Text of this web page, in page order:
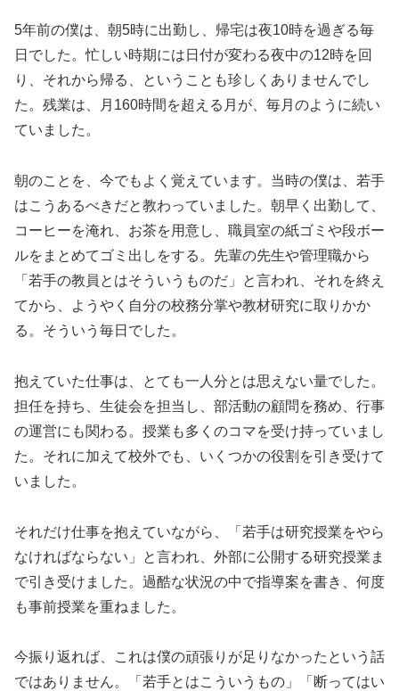
5年前の僕は、朝5時に出勤し、帰宅は夜10時を過ぎる毎
日でした。忙しい時期には日付が変わる夜中の12時を回
り、それから帰る、ということも珍しくありませんでし
た。残業は、月160時間を超える月が、毎月のように続い
ていました。
朝のことを、今でもよく覚えています。当時の僕は、若手
はこうあるべきだと教わっていました。朝早く出勤して、
コーヒーを淹れ、お茶を用意し、職員室の紙ゴミや段ボー
ルをまとめてゴミ出しをする。先輩の先生や管理職から
「若手の教員とはそういうものだ」と言われ、それを終え
てから、ようやく自分の校務分掌や教材研究に取りかか
る。そういう毎日でした。
抱えていた仕事は、とても一人分とは思えない量でした。
担任を持ち、生徒会を担当し、部活動の顧問を務め、行事
の運営にも関わる。授業も多くのコマを受け持っていまし
た。それに加えて校外でも、いくつかの役割を引き受けて
いました。
それだけ仕事を抱えていながら、「若手は研究授業をやら
なければならない」と言われ、外部に公開する研究授業ま
で引き受けました。過酷な状況の中で指導案を書き、何度
も事前授業を重ねました。
今振り返れば、これは僕の頑張りが足りなかったという話
ではありません。「若手とはこういうもの」「断ってはい